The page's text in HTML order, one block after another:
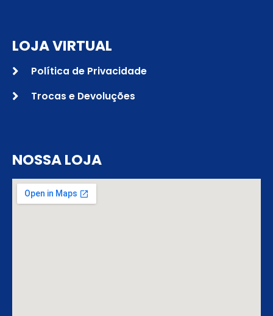
LOJA VIRTUAL
Política de Privacidade
Trocas e Devoluções
NOSSA LOJA